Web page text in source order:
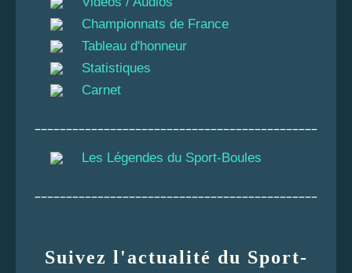
Championnats de France
Tableau d'honneur
Statistiques
Carnet
Les Légendes du Sport-Boules
Suivez l'actualité du Sport-